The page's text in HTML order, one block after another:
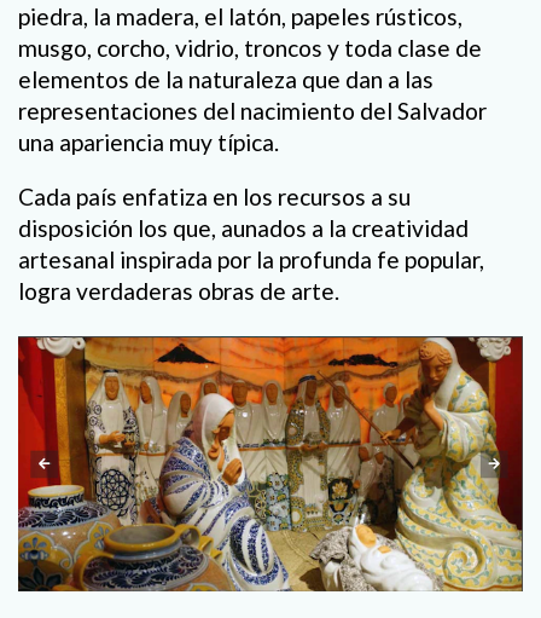
piedra, la madera, el latón, papeles rústicos,
musgo, corcho, vidrio, troncos y toda clase de
elementos de la naturaleza que dan a las
representaciones del nacimiento del Salvador
una apariencia muy típica.
Cada país enfatiza en los recursos a su
disposición los que, aunados a la creatividad
artesanal inspirada por la profunda fe popular,
logra verdaderas obras de arte.